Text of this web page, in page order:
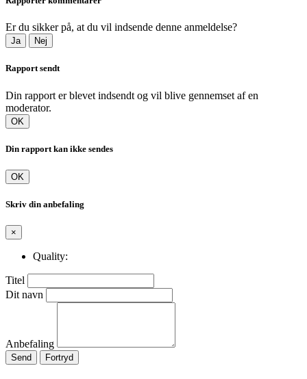
Er du sikker på, at du vil indsende denne anmeldelse?
Ja Nej
Rapport sendt
Din rapport er blevet indsendt og vil blive gennemset af en
moderator.
OK
Din rapport kan ikke sendes
OK
Skriv din anbefaling
×
Quality:
Titel
Dit navn
Anbefaling
Send Fortryd